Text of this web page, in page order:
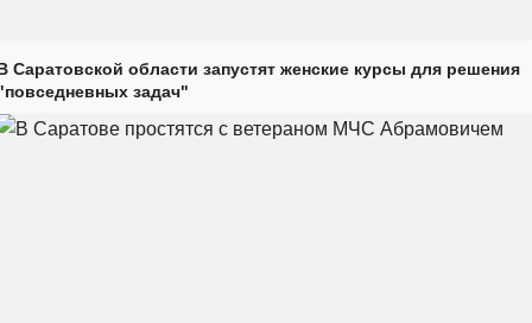
Саратовской области запустят женские курсы для решения
задач"